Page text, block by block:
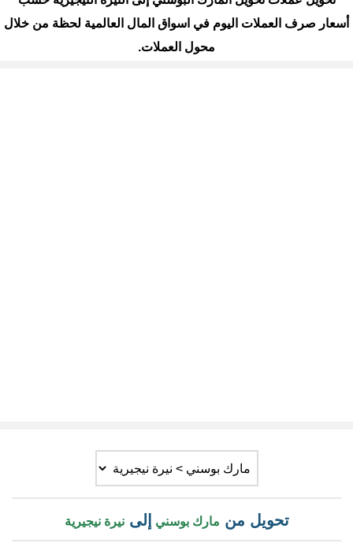
أسعار صرف العملات اليوم في اسواق المال العالمية لحظة من خلال
محول العملات.
تحويل من مارك بوسني إلىنيرة نيجيرية